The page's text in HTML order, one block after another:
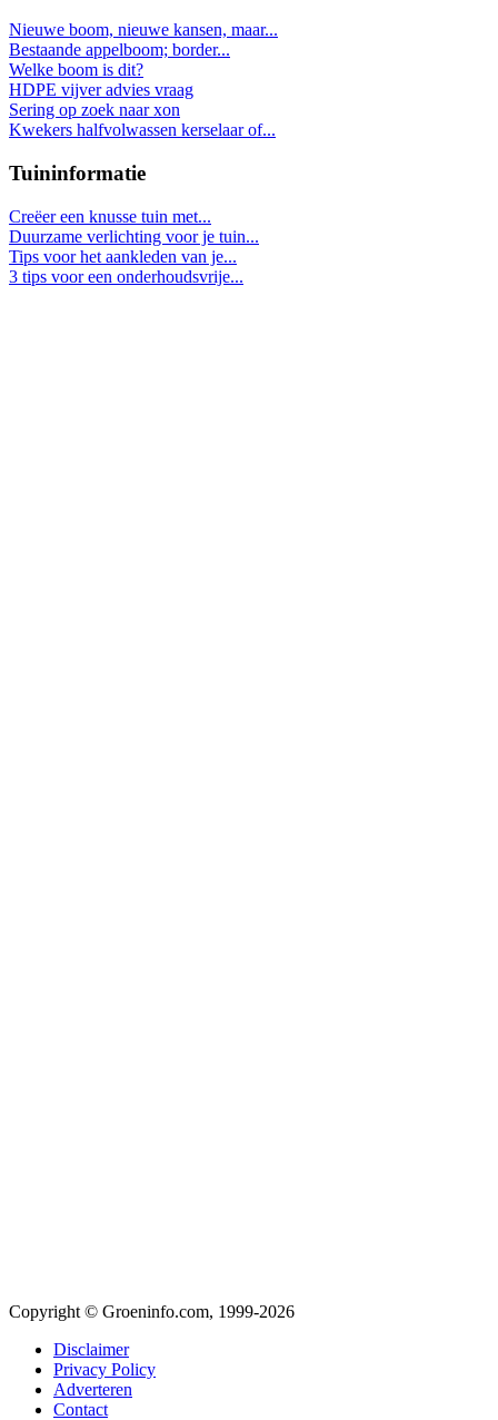
Nieuwe boom, nieuwe kansen, maar...
Bestaande appelboom; border...
Welke boom is dit?
HDPE vijver advies vraag
Sering op zoek naar xon
Kwekers halfvolwassen kerselaar of...
Tuininformatie
Creëer een knusse tuin met...
Duurzame verlichting voor je tuin...
Tips voor het aankleden van je...
3 tips voor een onderhoudsvrije...
Copyright © Groeninfo.com, 1999-2026
Disclaimer
Privacy Policy
Adverteren
Contact